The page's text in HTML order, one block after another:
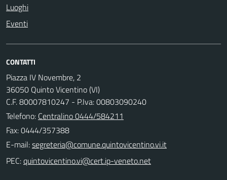
Luoghi
Eventi
CONTATTI
Piazza IV Novembre, 2
36050 Quinto Vicentino (VI)
C.F. 80007810247 - P.Iva: 00803090240
Telefono: Centralino 0444/584211
Fax: 0444/357388
E-mail:
PEC: